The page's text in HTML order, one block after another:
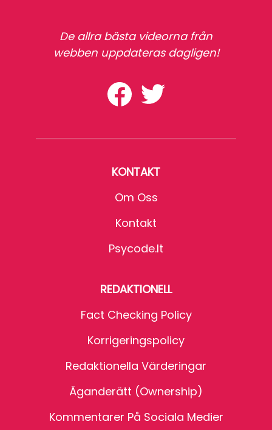
De allra bästa videorna från
webben uppdateras dagligen!
KONTAKT
Om Oss
Kontakt
Psycode.it
REDAKTIONELL
Fact Checking Policy
Korrigeringspolicy
Redaktionella Värderingar
Äganderätt (Ownership)
Kommentarer På Sociala Medier